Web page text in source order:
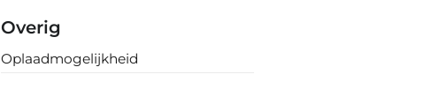
Overig
Oplaadmogelijkheid